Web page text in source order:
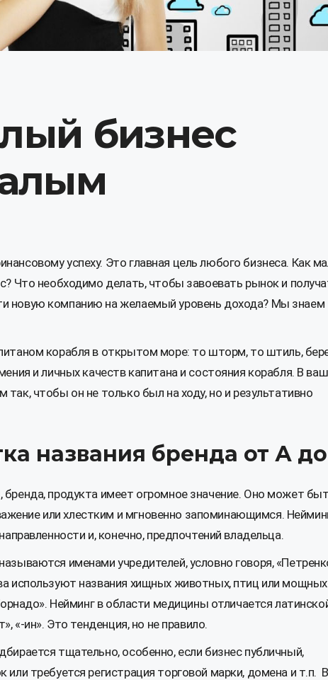
бизнес
успеху. Это главная цель любого бизнеса. Как
Что необходимо делать, чтобы завоевать рынок и
новую компанию на желаемый уровень дохода? Мы знаем
корабля в открытом море: то шторм, то штиль,
и личных качеств капитана и состояния корабля. В
чтобы он не только был на ходу, но и результативно
названия бренда от А
продукта имеет огромное значение. Оно может
или хлестким и мгновенно запоминающимся.
и, конечно, предпочтений владельца.
именами учредителей, условно говоря,
используют названия хищных животных, птиц или мощных
Нейминг в области медицины отличается
«-ин». Это тенденция, но не правило.
тщательно, особенно, если бизнес публичный,
требуется регистрация торговой марки, домена и т.п. В